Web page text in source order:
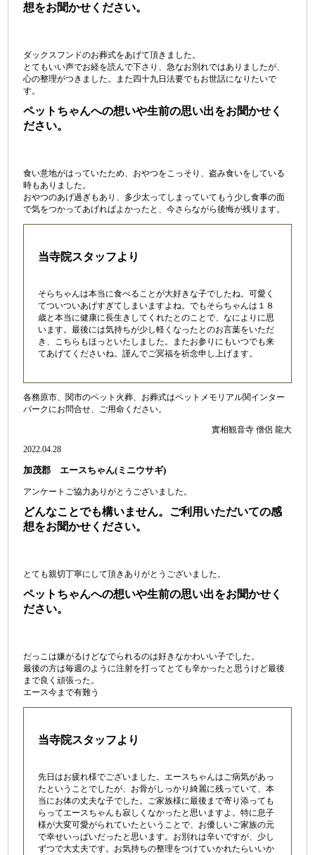
想をお聞かせください。
ダックスフンドのお葬式をあげて頂きました。
とてもいい声でお経を読んで下さり、急なお別れではありましたが、
心の整理がつきました。また四十九日法要でもお世話になりたいで
す。
ペットちゃんへの想いや生前の思い出をお聞かせく
ださい。
食い意地がはっていたため、おやつをこっそり、盗み食いをしている
時もありました。
おやつのあげ過ぎもあり、多少太ってしまっていてもう少し食事の面
で気をつかってあげればよかったと、今さらながら後悔が残ります。
当寺院スタッフより
そらちゃんは本当に食べることが大好きな子でしたね。可愛く
てついついあげすぎてしまいますよね。でもそらちゃんは１８
歳と本当に健康に長生きしてくれたとのことで、なによりに思
います。最後には気持ちが少し軽くなったとのお言葉をいただ
き、こちらもほっといたしました。またお参りにもいつでも来
てあげてくださいね。謹んでご冥福を祈念申し上げます。
各務原市、関市のペット火葬、お葬式はペットメモリアル関インター
パークにお問合せ、ご用命ください。
實相観音寺 僧侶 龍大
2022.04.28
加茂郡 エースちゃん(ミニウサギ)
アンケートご協力ありがとうございました。
どんなことでも構いません。ご利用いただいての感
想をお聞かせください。
とても親切丁寧にして頂きありがとうございました。
ペットちゃんへの想いや生前の思い出をお聞かせく
ださい。
だっこは嫌がるけどなでられるのは好きなかわいい子でした。
最後の方は毎週のように注射を打ってとても辛かったと思うけど最後
まで良く頑張った。
エース今まで有難う
当寺院スタッフより
先日はお疲れ様でございました。エースちゃんはご病気があっ
たということでしたが、お骨がしっかり綺麗に残っていて、本
当にお体の丈夫な子でした。ご家族様に最後まで寄り添っても
らってエースちゃんも寂しくなかったと思いますよ。特に息子
様が大変可愛がられていたということで、お優しいご家族の元
で幸せいっぱいだったと思います。お別れは辛いですが、少し
ずつで大丈夫です。お気持ちの整理をつけていかれたらいいか